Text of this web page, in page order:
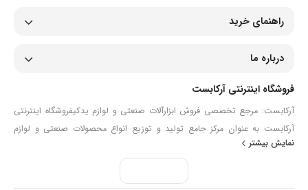
راهنمای خرید
درباره ما
فروشگاه اینترنتی آرکابست
آرکابست: مرجع تخصصی فروش ابزارآلات صنعتی و لوازم یدکیفروشگاه اینترنتی
آرکابست به عنوان مرکز جامع تولید و توزیع انواع محصولات صنعتی و لوازم
یدکی، همراهی مطمئن برای صنعتگران، تعمیرکاران و مصرف‌کنندگان حرفه‌ای
است. ما در آرکابست با گردآوری مجموعه‌ای گسترده از ابزارآلات دستی و برقی،
انواع شیلنگ و اتصالات، تجهیزات ایمنی، ابزارآلات دقیق و قطعات مصرفی مانند
نمایش بیشتر